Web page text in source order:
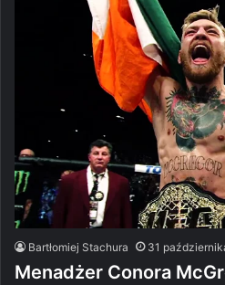
Bartłomiej Stachura 31
Menadżer Conora